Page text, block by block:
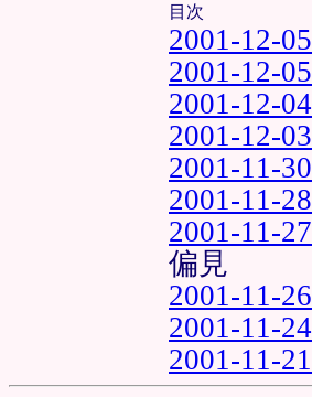
目次
2001-12-05
2001-12-05
2001-12-04
2001-12-03
2001-11-30
2001-11-28
2001-11-27
偏見
2001-11-26
2001-11-24
2001-11-21